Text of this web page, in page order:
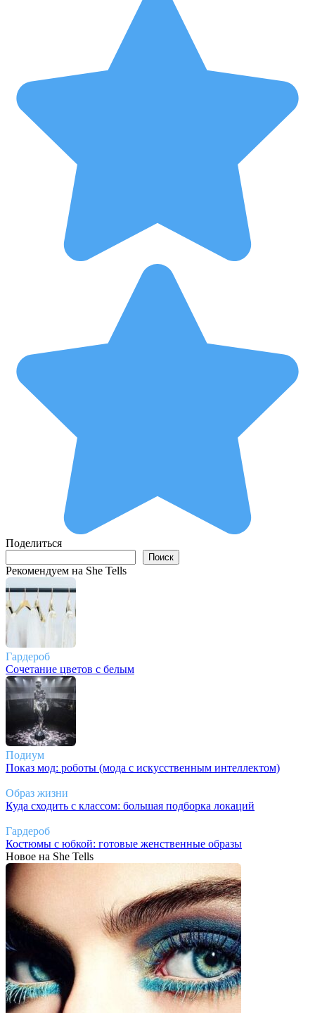
Поделиться
Поиск
Рекомендуем на She Tells
Гардероб
Сочетание цветов с белым
Подиум
Показ мод: роботы (мода с искусственным интеллектом)
Образ жизни
Куда сходить с классом: большая подборка локаций
Гардероб
Костюмы с юбкой: готовые женственные образы
Новое на She Tells